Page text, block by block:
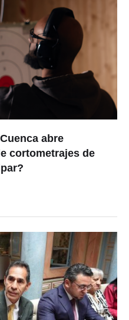
abre
cortometrajes de